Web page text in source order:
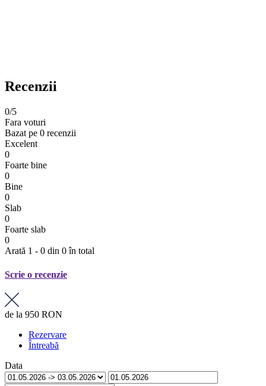
Recenzii
0/5
Fara voturi
Bazat pe 0 recenzii
Excelent
0
Foarte bine
0
Bine
0
Slab
0
Foarte slab
0
Arată 1 - 0 din 0 în total
Scrie o recenzie
de la 950 RON
Rezervare
Întreabă
Data